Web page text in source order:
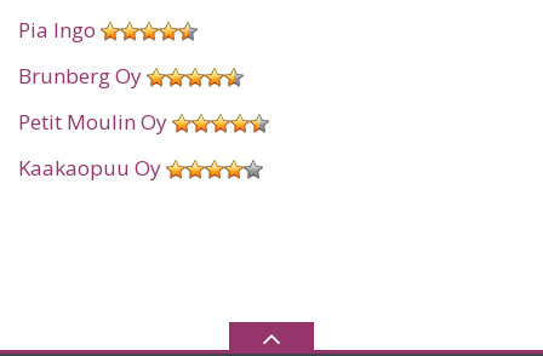
Pia Ingo
Brunberg Oy
Petit Moulin Oy
Kaakaopuu Oy